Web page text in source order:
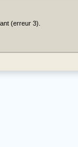
(erreur 3).